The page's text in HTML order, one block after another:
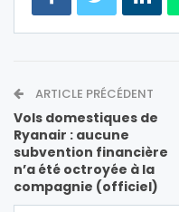
ARTICLE PRÉCÉDENT
Vols domestiques de
Ryanair : aucune
subvention financière
n’a été octroyée à la
compagnie (officiel)